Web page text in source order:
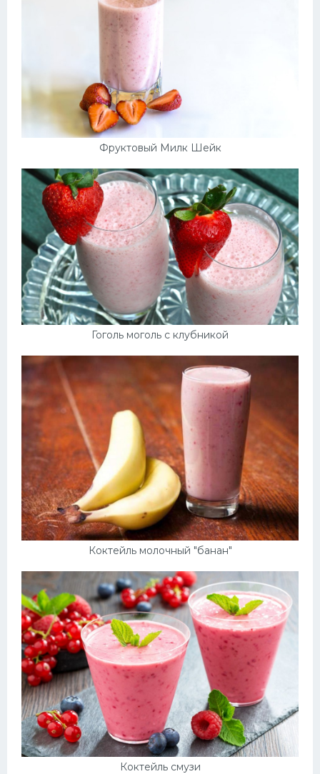
Фруктовый Милк Шейк
Гоголь моголь с клубникой
Коктейль молочный "банан"
Коктейль смузи